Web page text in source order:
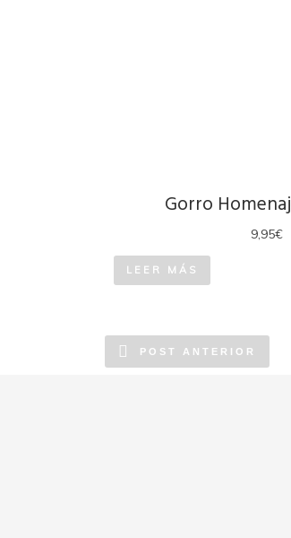
Gorro
9,95€
LEER MÁS
POST ANTERIOR